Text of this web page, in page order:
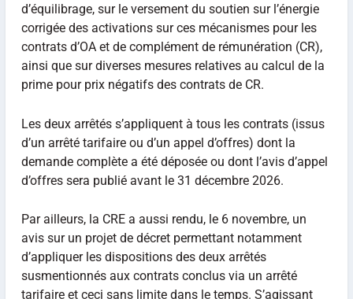
d’équilibrage, sur le versement du soutien sur l’énergie
corrigée des activations sur ces mécanismes pour les
contrats d’OA et de complément de rémunération (CR),
ainsi que sur diverses mesures relatives au calcul de la
prime pour prix négatifs des contrats de CR.
Les deux arrêtés s’appliquent à tous les contrats (issus
d’un arrêté tarifaire ou d’un appel d’offres) dont la
demande complète a été déposée ou dont l’avis d’appel
d’offres sera publié avant le 31 décembre 2026.
Par ailleurs, la CRE a aussi rendu, le 6 novembre, un
avis sur un projet de décret permettant notamment
d’appliquer les dispositions des deux arrêtés
susmentionnés aux contrats conclus via un arrêté
tarifaire et ceci sans limite dans le temps. S’agissant